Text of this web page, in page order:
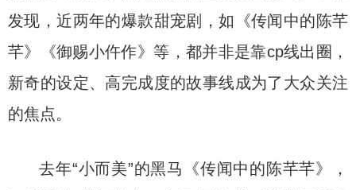
发现，近两年的爆款甜宠剧，如《传闻中的陈芊
芊》《御赐小仵作》等，都并非是靠cp线出圈，
新奇的设定、高完成度的故事线成为了大众关注
的焦点。
去年“小而美”的黑马《传闻中的陈芊芊》，